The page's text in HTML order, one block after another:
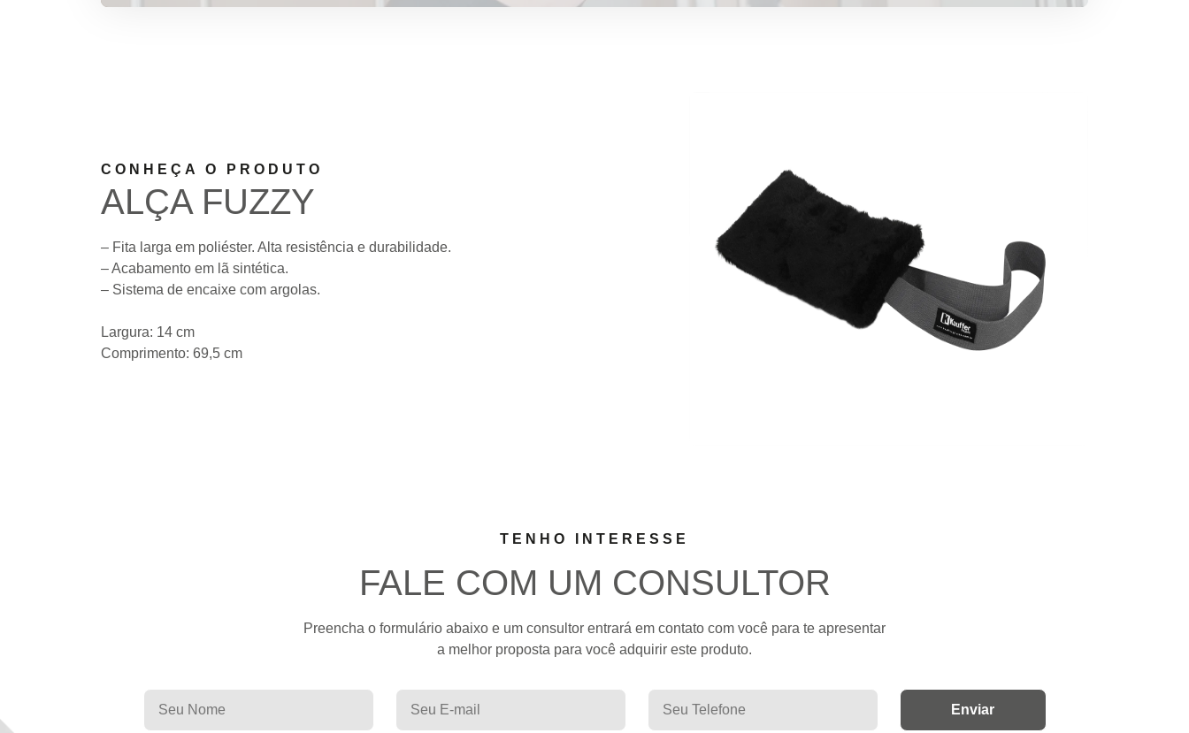
CONHEÇA O PRODUTO
ALÇA FUZZY
– Fita larga em poliéster. Alta resistência e durabilidade.
– Acabamento em lã sintética.
– Sistema de encaixe com argolas.
Largura: 14 cm
Comprimento: 69,5 cm
TENHO INTERESSE
FALE COM UM CONSULTOR
Preencha o formulário abaixo e um consultor entrará em contato com você para te apresentar
a melhor proposta para você adquirir este produto.